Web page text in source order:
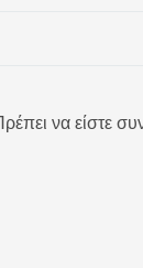
να είστε